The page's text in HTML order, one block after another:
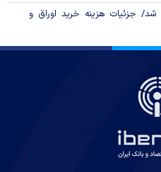
جزئیات هزینه خرید اوراق و